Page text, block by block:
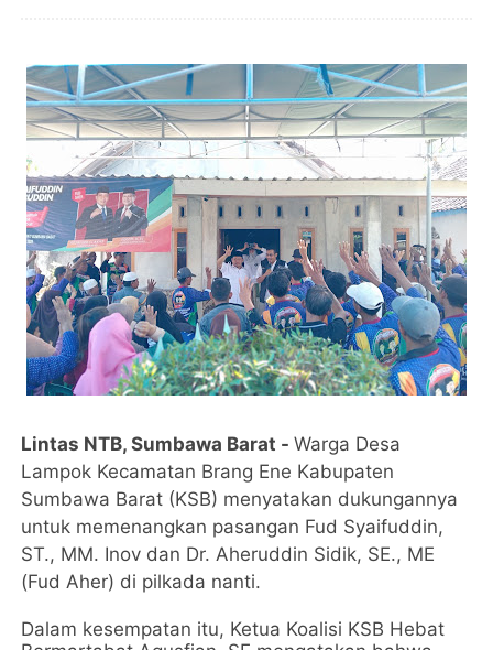
Lintas NTB, Sumbawa Barat -Warga Desa
Lampok Kecamatan Brang Ene Kabupaten
Sumbawa Barat (KSB) menyatakan dukungannya
untuk memenangkan pasangan Fud Syaifuddin,
ST., MM. Inov dan Dr. Aheruddin Sidik, SE., ME
(Fud Aher) di pilkada nanti.
Dalam kesempatan itu, Ketua Koalisi KSB Hebat